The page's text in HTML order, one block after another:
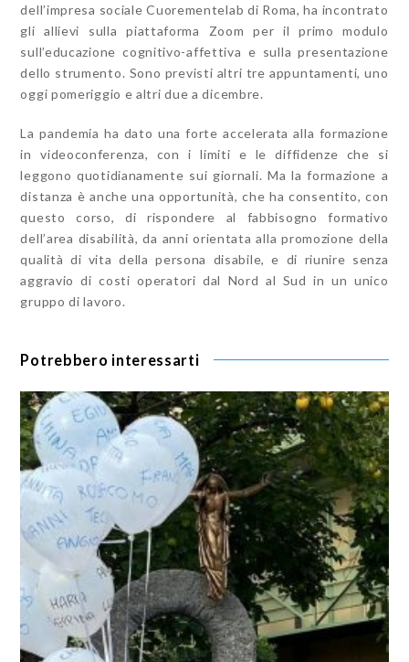
dell’impresa sociale Cuorementelab di Roma, ha incontrato
gli allievi sulla piattaforma Zoom per il primo modulo
sull’educazione cognitivo-affettiva e sulla presentazione
dello strumento. Sono previsti altri tre appuntamenti, uno
oggi pomeriggio e altri due a dicembre.
La pandemia ha dato una forte accelerata alla formazione
in videoconferenza, con i limiti e le diffidenze che si
leggono quotidianamente sui giornali. Ma la formazione a
distanza è anche una opportunità, che ha consentito, con
questo corso, di rispondere al fabbisogno formativo
dell’area disabilità, da anni orientata alla promozione della
qualità di vita della persona disabile, e di riunire senza
aggravio di costi operatori dal Nord al Sud in un unico
gruppo di lavoro.
Potrebbero interessarti